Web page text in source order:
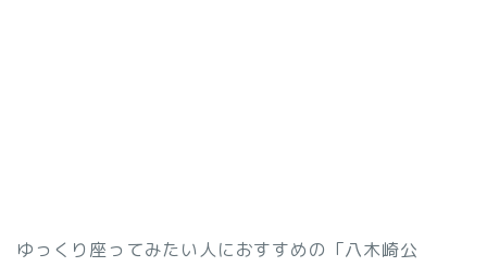
ゆっくり座ってみたい人におすすめの「八木崎公